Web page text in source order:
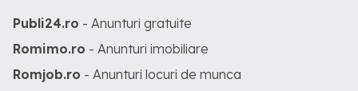
Publi24.ro - Anunturi gratuite
Romimo.ro - Anunturi imobiliare
Romjob.ro - Anunturi locuri de munca